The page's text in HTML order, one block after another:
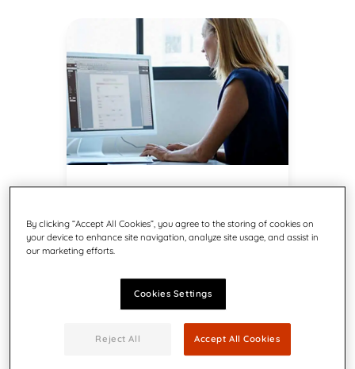
opvragen
verbeter de CX door historische
documenten en gegevens snel
en via alle kanalen
toegankelijk te maken.
By clicking “Accept All Cookies”, you agree to the storing of cookies on
your device to enhance site navigation, analyze site usage, and assist in
our marketing efforts.
Cookies Settings
Reject All Accept All Cookies